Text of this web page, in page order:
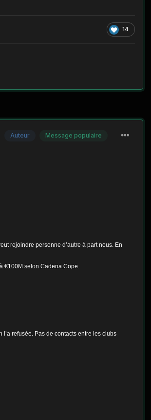
14
Auteur Message populaire
rejoindre personne d’autre à part nous. En
€100M selon Cadena Cope.
l’a refusée. Pas de contacts entre les clubs